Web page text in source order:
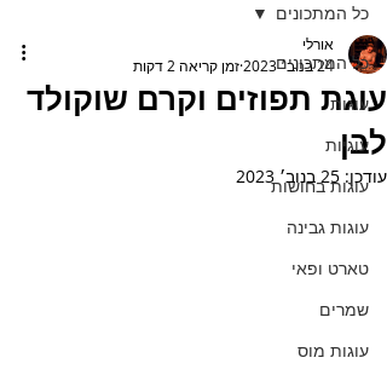
כל המתכונים
עוגות
עוגיות
עוגות בחושות
עוגות גבינה
טארט ופאי
שמרים
עוגות מוס
כל המתכונים
עוגת תפוזים וקרם שוקולד
לבן
אורלי
24 בנוב׳ 2023
זמן קריאה 2 דקות
עודכן: 25 בנוב׳ 2023